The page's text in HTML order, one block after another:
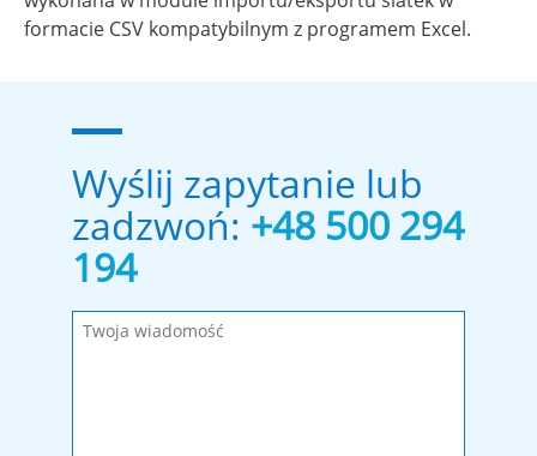
formacie CSV kompatybilnym z programem Excel.
Wyślij zapytanie lub
zadzwoń:+48 500 294
194
Wypełnij wymagane pola!
Wiadomość została wysłana. Dziękujemy!